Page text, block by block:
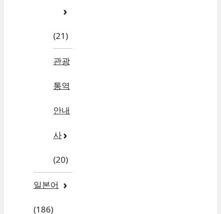
(21)
관광
통역
안내
사
(20)
일본어
(186)